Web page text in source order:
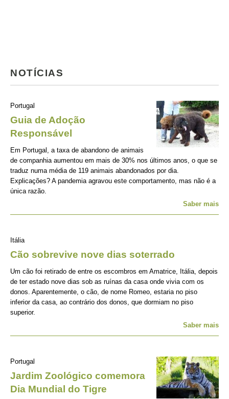
NOTÍCIAS
Portugal
Guia de Adoção
Responsável
Em Portugal, a taxa de abandono de animais
de companhia aumentou em mais de 30% nos últimos anos, o que se
traduz numa média de 119 animais abandonados por dia.
Explicações? A pandemia agravou este comportamento, mas não é a
única razão.
Saber mais
Itália
Cão sobrevive nove dias soterrado
Um cão foi retirado de entre os escombros em Amatrice, Itália, depois
de ter estado nove dias sob as ruínas da casa onde vivia com os
donos. Aparentemente, o cão, de nome Romeo, estaria no piso
inferior da casa, ao contrário dos donos, que dormiam no piso
superior.
Saber mais
Portugal
Jardim Zoológico comemora
Dia Mundial do Tigre